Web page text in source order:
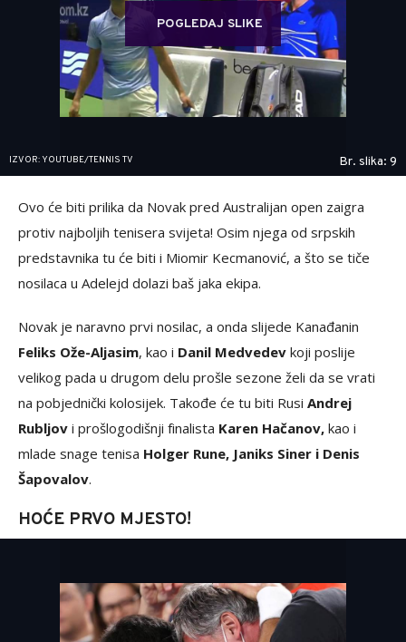
POGLEDAJ SLIKE
IZVOR: YOUTUBE/TENNIS TV Br. slika: 9
Ovo će biti prilika da Novak pred Australijan open zaigra
protiv najboljih tenisera svijeta! Osim njega od srpskih
predstavnika tu će biti i Miomir Kecmanović, a što se tiče
nosilaca u Adelejd dolazi baš jaka ekipa.
Novak je naravno prvi nosilac, a onda slijede Kanađanin
Feliks Ože-Aljasim, kao i Danil Medvedev koji poslije
velikog pada u drugom delu prošle sezone želi da se vrati
na pobjednički kolosijek. Takođe će tu biti Rusi Andrej
Rubljov i prošlogodišnji finalista Karen Hačanov, kao i
mlade snage tenisa Holger Rune, Janiks Siner i Denis
Šapovalov.
HOĆE PRVO MJESTO!